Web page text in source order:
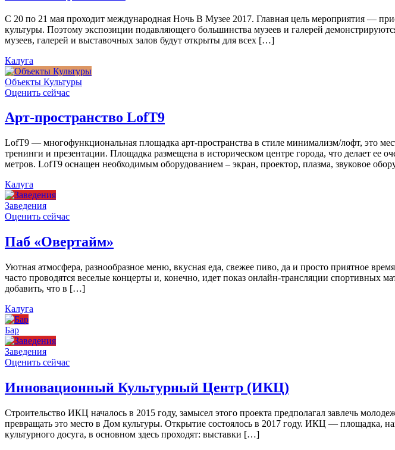
С 20 по 21 мая проходит международная Ночь В Музее 2017. Главная цель мероприятия —
культуры. Поэтому экспозиции подавляющего большинства музеев и галерей
музеев, галерей и выставочных залов будут открыты для всех […]
Калуга
Объекты Культуры
Оценить сейчас
Арт-пространство LofT9
LofT9 — многофункциональная площадка арт-пространства в стиле минимализм/лофт, это
тренинги и презентации. Площадка размещена в историческом центре города, что делает ее
метров. LofT9 оснащен необходимым оборудованием – экран, проектор, плазма, звуковое
Калуга
Заведения
Оценить сейчас
Паб «Овертайм»
Уютная атмосфера, разнообразное меню, вкусная еда, свежее пиво, да и просто приятное
часто проводятся веселые концерты и, конечно, идет показ онлайн-трансляции спортивных
добавить, что в […]
Калуга
Бар
Заведения
Оценить сейчас
Инновационный Культурный Центр (ИКЦ)
Строительство ИКЦ началось в 2015 году, замысел этого проекта предполагал завлечь
превращать это место в Дом культуры. Открытие состоялось в 2017 году. ИКЦ — площадка,
культурного досуга, в основном здесь проходят: выставки […]